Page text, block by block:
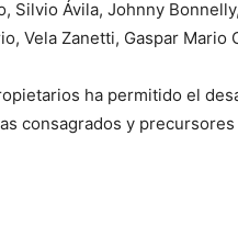
Silvio Ávila, Johnny
Vela Zanetti, Gaspar
ha permitido el
consagrados y